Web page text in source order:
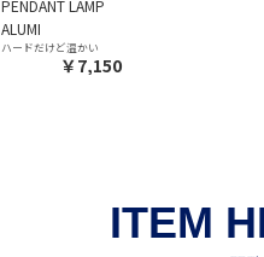
PENDANT LAMP
ALUMI
ハードだけど温かい
￥7,150